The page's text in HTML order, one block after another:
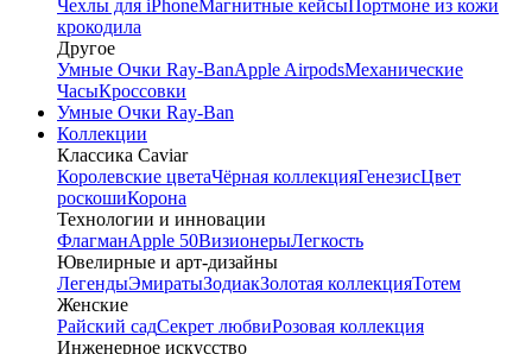
Чехлы для iPhoneМагнитные кейсыПортмоне из кожи
крокодила
Другое
Умные Очки Ray-BanApple AirpodsМеханические
ЧасыКроссовки
Умные Очки Ray-Ban
Коллекции
Классика Caviar
Королевские цветаЧёрная коллекцияГенезисЦвет
роскошиКорона
Технологии и инновации
ФлагманApple 50ВизионерыЛегкость
Ювелирные и арт-дизайны
ЛегендыЭмиратыЗодиакЗолотая коллекцияТотем
Женские
Райский садСекрет любвиРозовая коллекция
Инженерное искусство